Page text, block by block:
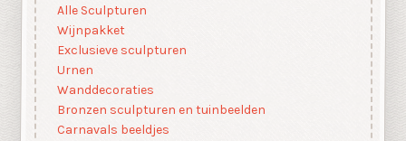
Alle Sculpturen
Wijnpakket
Exclusieve sculpturen
Urnen
Wanddecoraties
Bronzen sculpturen en tuinbeelden
Carnavals beeldjes